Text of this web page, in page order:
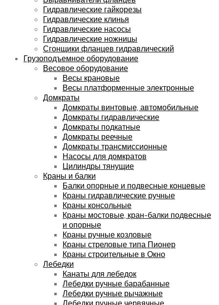
Гидравлические гайкорезы
Гидравлические клинья
Гидравлические насосы
Гидравлические ножницы
Сгонщики фланцев гидравлический
Грузоподъемное оборудование
Весовое оборудование
Весы крановые
Весы платформенные электронные
Домкраты
Домкраты винтовые, автомобильные
Домкраты гидравлические
Домкраты подкатные
Домкраты реечные
Домкраты трансмиссионные
Насосы для домкратов
Цилиндры тянущие
Краны и балки
Балки опорные и подвесные концевые
Краны гидравлические ручные
Краны консольные
Краны мостовые, кран-балки подвесные
и опорные
Краны ручные козловые
Краны стреловые типа Пионер
Краны строительные в Окно
Лебедки
Канаты для лебедок
Лебедки ручные барабанные
Лебедки ручные рычажные
Лебедки ручные червячные